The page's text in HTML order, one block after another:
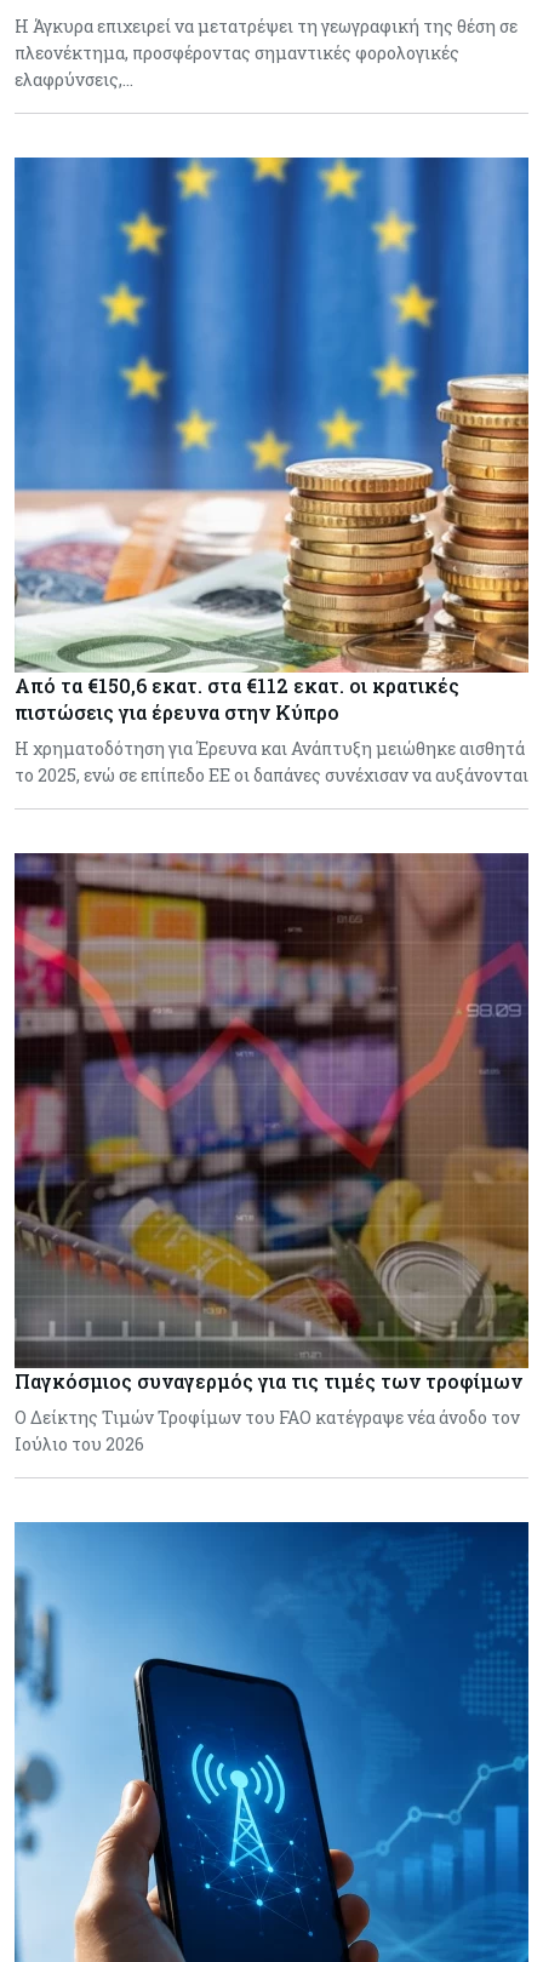
Η Άγκυρα επιχειρεί να μετατρέψει τη γεωγραφική της θέση σε
πλεονέκτημα, προσφέροντας σημαντικές φορολογικές
ελαφρύνσεις,…
Από τα €150,6 εκατ. στα €112 εκατ. οι κρατικές
πιστώσεις για έρευνα στην Κύπρο
Η χρηματοδότηση για Έρευνα και Ανάπτυξη μειώθηκε αισθητά
το 2025, ενώ σε επίπεδο ΕΕ οι δαπάνες συνέχισαν να αυξάνονται
Παγκόσμιος συναγερμός για τις τιμές των τροφίμων
Ο Δείκτης Τιμών Τροφίμων του FAO κατέγραψε νέα άνοδο τον
Ιούλιο του 2026